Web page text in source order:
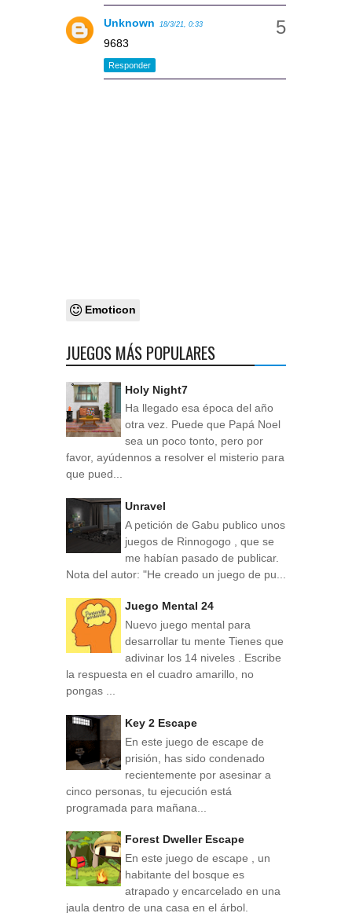
Unknown 18/3/21, 0:33
9683
Responder
Emoticon
JUEGOS MÁS POPULARES
Holy Night7
Ha llegado esa época del año
otra vez. Puede que Papá Noel
sea un poco tonto, pero por
favor, ayúdennos a resolver el misterio para
que pued...
Unravel
A petición de Gabu publico unos
juegos de Rinnogogo , que se
me habían pasado de publicar.
Nota del autor: "He creado un juego de pu...
Juego Mental 24
Nuevo juego mental para
desarrollar tu mente Tienes que
adivinar los 14 niveles . Escribe
la respuesta en el cuadro amarillo, no
pongas ...
Key 2 Escape
En este juego de escape de
prisión, has sido condenado
recientemente por asesinar a
cinco personas, tu ejecución está
programada para mañana...
Forest Dweller Escape
En este juego de escape , un
habitante del bosque es
atrapado y encarcelado en una
jaula dentro de una casa en el árbol.